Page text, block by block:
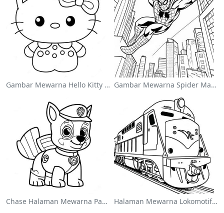
Gambar Mewarna Hello Kitty Comel Dengan Pita Gambar Mewarna Spider Man Melompat Melalui Bandar
Chase Halaman Mewarna Paw Patrol Halaman Mewarna Lokomotif Kereta Api Berwarna-Warni